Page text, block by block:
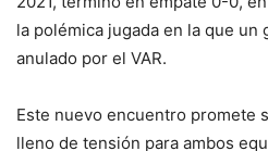
la polémica jugada en la que un
anulado por el VAR.
Este nuevo encuentro promete
lleno de tensión para ambos